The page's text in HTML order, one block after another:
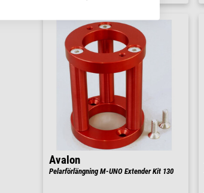
Avalon
Pelarförlängning M-UNO Extender Kit 130